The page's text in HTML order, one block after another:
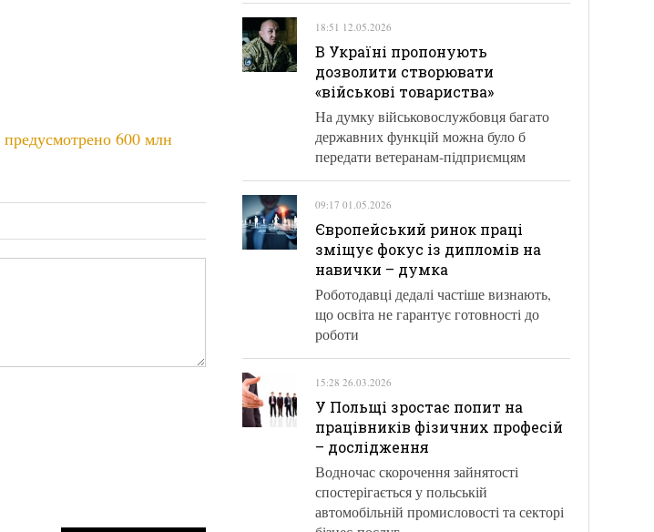
предусмотрено 600 млн
18:51 12.05.2026
В Україні пропонують
дозволити створювати
«військові товариства»
На думку військовослужбовця багато
державних функцій можна було б
передати ветеранам-підприємцям
09:17 01.05.2026
Європейський ринок праці
зміщує фокус із дипломів на
навички – думка
Роботодавці дедалі частіше визнають,
що освіта не гарантує готовності до
роботи
15:28 26.03.2026
У Польщі зростає попит на
працівників фізичних професій
– дослідження
Водночас скорочення зайнятості
спостерігається у польській
автомобільній промисловості та секторі